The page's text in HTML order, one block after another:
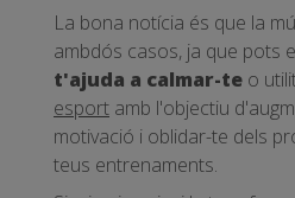
La bona notícia és que la
ambdós casos, ja que pots
t'ajuda a calmar-te o
esport amb l'objectiu
motivació i oblidar-te dels
teus entrenaments.